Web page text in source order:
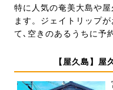
特に人気の奄美大島や
ます。ジェイトリップ
て､空きのあるうちに予
【屋久島】屋